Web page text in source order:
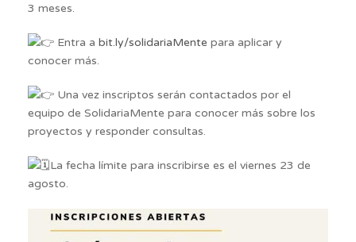
3 meses.
Entra a bit.ly/solidariaMente para aplicar y
conocer más.
Una vez inscriptos serán contactados por el
equipo de SolidariaMente para conocer más sobre los
proyectos y responder consultas.
La fecha límite para inscribirse es el viernes 23 de
agosto.